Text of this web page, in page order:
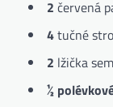
2 červená
4tučné
2 lžička
½